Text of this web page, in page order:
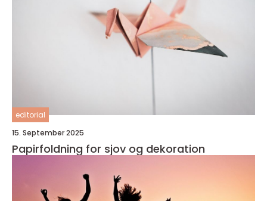
editorial
15. September 2025
Papirfoldning for sjov og dekoration